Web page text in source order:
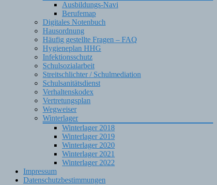
Ausbildungs-Navi
Berufemap
Digitales Notenbuch
Hausordnung
Häufig gestellte Fragen – FAQ
Hygieneplan HHG
Infektionsschutz
Schulsozialarbeit
Streitschlichter / Schulmediation
Schulsanitätsdienst
Verhaltenskodex
Vertretungsplan
Wegweiser
Winterlager
Winterlager 2018
Winterlager 2019
Winterlager 2020
Winterlager 2021
Winterlager 2022
Impressum
Datenschutzbestimmungen